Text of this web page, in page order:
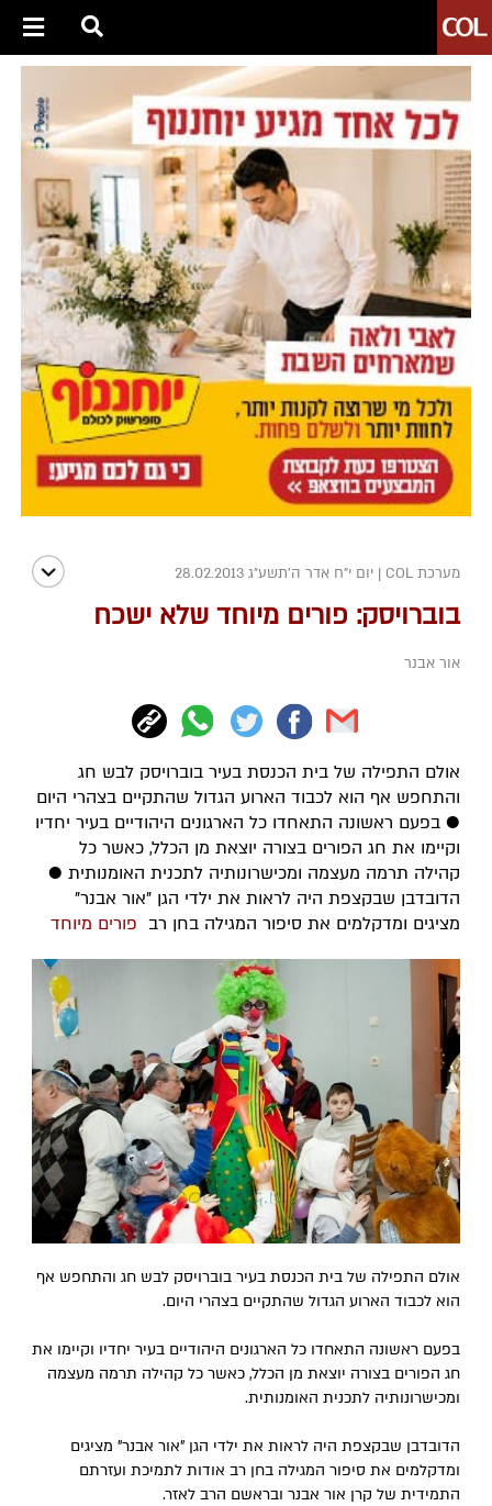
מערכת COL | יום י"ח אדר ה׳תשע״ג 28.02.2013
בוברויסק: פורים מיוחד שלא ישכח
אור אבנר
אולם התפילה של בית הכנסת בעיר בוברויסק לבש חג
והתחפש אף הוא לכבוד הארוע הגדול שהתקיים בצהרי היום
● בפעם ראשונה התאחדו כל הארגונים היהודיים בעיר יחדיו
וקיימו את חג הפורים בצורה יוצאת מן הכלל, כאשר כל
קהילה תרמה מעצמה ומכישרונותיה לתכנית האומנותית ●
הדובדבן שבקצפת היה לראות את ילדי הגן "אור אבנר"
מציגים ומדקלמים את סיפור המגילה בחן רב פורים מיוחד
אולם התפילה של בית הכנסת בעיר בוברויסק לבש חג והתחפש אף
הוא לכבוד הארוע הגדול שהתקיים בצהרי היום.
בפעם ראשונה התאחדו כל הארגונים היהודיים בעיר יחדיו וקיימו את
חג הפורים בצורה יוצאת מן הכלל, כאשר כל קהילה תרמה מעצמה
ומכישרונותיה לתכנית האומנותית.
הדובדבן שבקצפת היה לראות את ילדי הגן "אור אבנר" מציגים
ומדקלמים את סיפור המגילה בחן רב אודות לתמיכת ועזרתם
התמידית של קרן אור אבנר ובראשם הרב לאזר.